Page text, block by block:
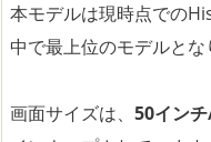
本モデルは現時点での
中で最上位のモデルとな
画面サイズは、 50イン